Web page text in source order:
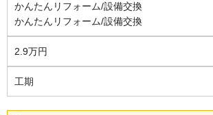
かんたんリフォーム/設備交換
かんたんリフォーム/設備交換
2.9万円
工期